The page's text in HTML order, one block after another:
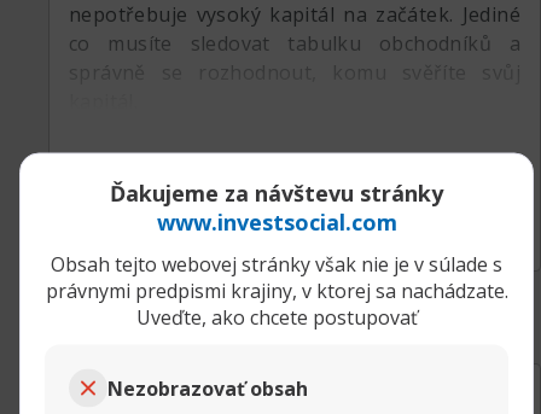
Ďakujeme za návštevu stránky
www.investsocial.com
Obsah tejto webovej stránky však nie je v súlade s
právnymi predpismi krajiny, v ktorej sa nachádzate.
Uveďte, ako chcete postupovať
Nezobrazovať obsah
nepotřebuje vysoký kapitál na začátek. Jediné
co musíte sledovat tabulku obchodníků a
správně se rozhodnout, komu svěříte svůj
Rozbaliť príspevok
30.09.2019, 08:41 Výhody PAMM investovania.